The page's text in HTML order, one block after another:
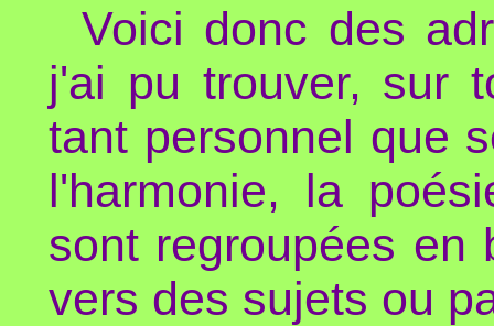
Voici donc des
j'ai pu trouver, sur
tant personnel que
l'harmonie, la
sont regroupées en
vers des sujets ou